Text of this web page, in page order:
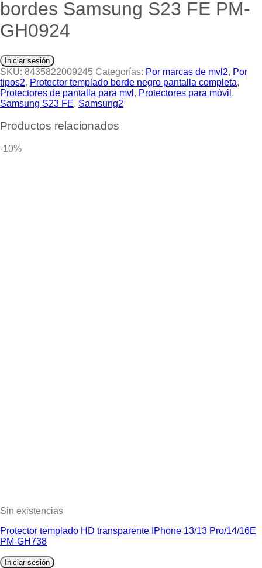
bordes Samsung S23 FE PM-
GH0924
Iniciar sesión
SKU: 8435822009245 Categorías: Por marcas de mvl2, Por
tipos2, Protector templado borde negro pantalla completa,
Protectores de pantalla para mvl , Protectores para móvil ,
Samsung S23 FE, Samsung2
Productos relacionados
-10%
Sin existencias
Protector templado HD transparente IPhone 13/13 Pro/14/16E
PM-GH738
Iniciar sesión